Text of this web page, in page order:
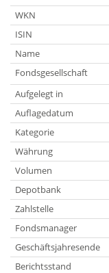
WKN
ISIN
Name
Fondsgesellschaft
Aufgelegt in
Auflagedatum
Kategorie
Währung
Volumen
Depotbank
Zahlstelle
Fondsmanager
Geschäftsjahresende
Berichtsstand